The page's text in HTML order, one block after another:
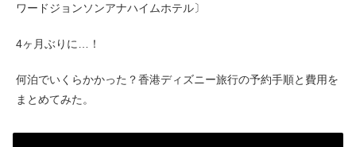
ワードジョンソンアナハイムホテル〕
4ヶ月ぶりに…！
何泊でいくらかかった？香港ディズニー旅行の予約手順と費用を
まとめてみた。